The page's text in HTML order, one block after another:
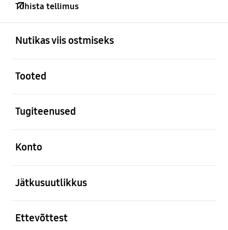
Tühista tellimus
Nutikas viis ostmiseks
Tooted
Tugiteenused
Konto
Jätkusuutlikkus
Ettevõttest